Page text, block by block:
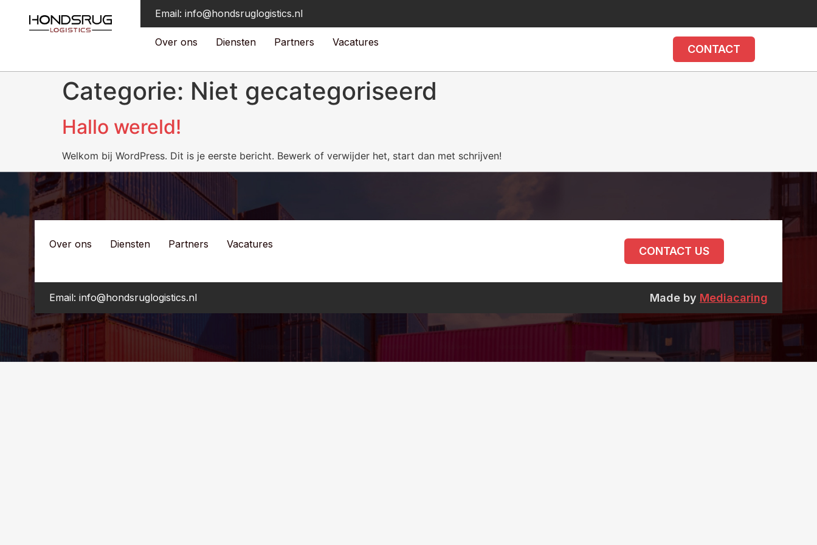
Email: info@hondsruglogistics.nl
Over ons Diensten Partners Vacatures
CONTACT
Categorie: Niet gecategoriseerd
Hallo wereld!
Welkom bij WordPress. Dit is je eerste bericht. Bewerk of verwijder het, start dan met schrijven!
Over ons Diensten Partners Vacatures
CONTACT US
Email: info@hondsruglogistics.nl Made by Mediacaring